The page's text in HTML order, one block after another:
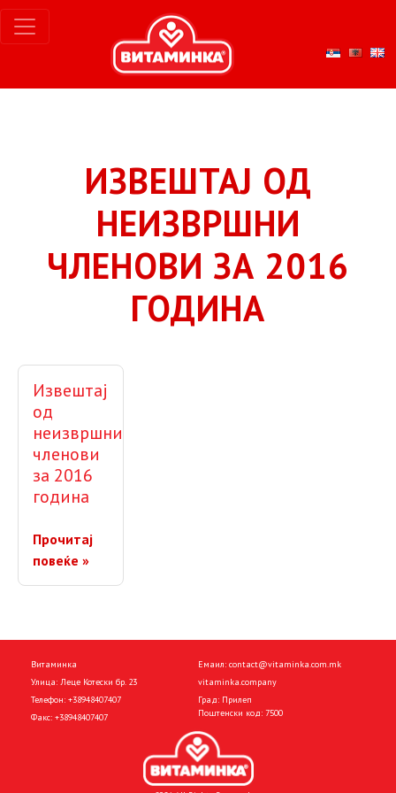
ИЗВЕШТАЈ ОД
НЕИЗВРШНИ
ЧЛЕНОВИ ЗА 2016
ГОДИНА
Извештај
од
неизвршни
членови
за 2016
година
Прочитај
повеќе »
Витаминка
Улица: Леце Котески бр. 23
Телефон: +38948407407
Факс: +38948407407
Емаил: contact@vitaminka.com.mk
vitaminka.company
Град: Прилеп
Поштенски код: 7500